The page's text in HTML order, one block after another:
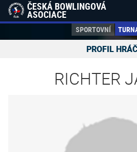
ČESKÁ BOWLINGOVÁ
ASOCIACE
SPORTOVNÍ
PROFIL
RICHTER